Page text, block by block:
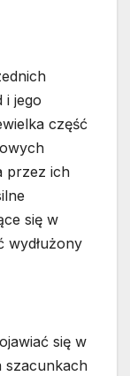
i jego
część
przez ich
się w
wydłużony
się w
szacunkach